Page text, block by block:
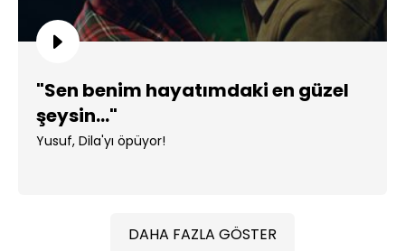
"Sen benim hayatımdaki en güzel
şeysin..."
Yusuf, Dila'yı öpüyor!
DAHA FAZLA GÖSTER